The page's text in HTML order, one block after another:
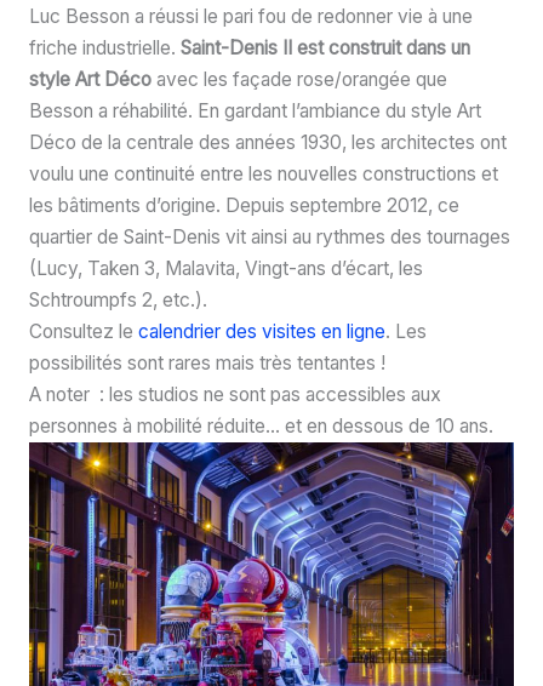
Luc Besson a réussi le pari fou de redonner vie à une
friche industrielle. Saint-Denis II est construit dans un
style Art Décoavec les façade rose/orangée que
Besson a réhabilité. En gardant l’ambiance du style Art
Déco de la centrale des années 1930, les architectes ont
voulu une continuité entre les nouvelles constructions et
les bâtiments d’origine. Depuis septembre 2012, ce
quartier de Saint-Denis vit ainsi au rythmes des tournages
(Lucy, Taken 3, Malavita, Vingt-ans d’écart, les
Schtroumpfs 2, etc.).
Consultez le calendrier des visites en ligne. Les
possibilités sont rares mais très tentantes !
A noter : les studios ne sont pas accessibles aux
personnes à mobilité réduite… et en dessous de 10 ans.